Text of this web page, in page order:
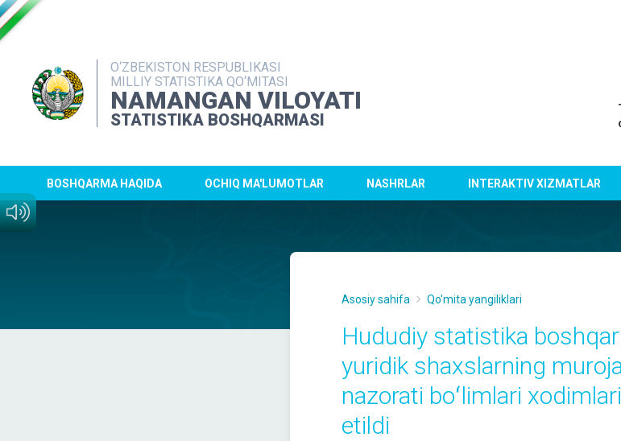
O‘ZBEKISTON RESPUBLIKASI
MILLIY STATISTIKA QO‘MITASI
NAMANGAN VILOYATI
STATISTIKA BOSHQARMASI
BOSHQARMA HAQIDA OCHIQ MA'LUMOTLAR NASHRLAR INTERAKTIV XIZMATLAR
Asosiy sahifa Qo'mita yangiliklari
Hududiy statistika
yuridik shaxslarning
nazorati boʻlimlari
etildi